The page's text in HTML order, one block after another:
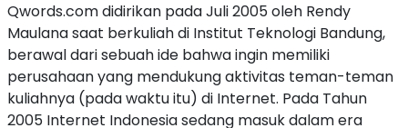
Qwords.com didirikan pada Juli 2005 oleh Rendy
Maulana saat berkuliah di Institut Teknologi Bandung,
berawal dari sebuah ide bahwa ingin memiliki
perusahaan yang mendukung aktivitas teman-teman
kuliahnya (pada waktu itu) di Internet. Pada Tahun
2005 Internet Indonesia sedang masuk dalam era